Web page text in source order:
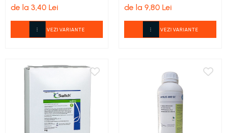
de la 3,40 Lei
VEZI VARIANTE
de la 9,80 Lei
VEZI VARIANTE